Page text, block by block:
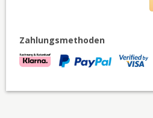
Zahlungsmethoden